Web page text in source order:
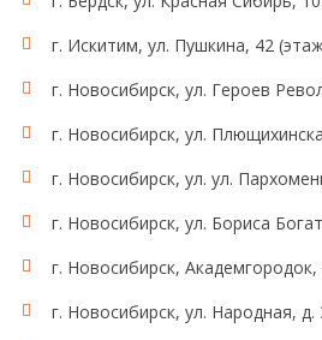
г. Искитим, ул. Пушкина, 42
г. Новосибирск, ул. Героев
г. Новосибирск, ул.
г. Новосибирск, ул. ул.
г. Новосибирск, ул. Бориса
г. Новосибирск, Академгородок,
г. Новосибирск, ул. Народная, д.